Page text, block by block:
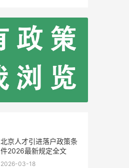
北京人才引进落户政策条
件2026最新规定全文
2026-03-18